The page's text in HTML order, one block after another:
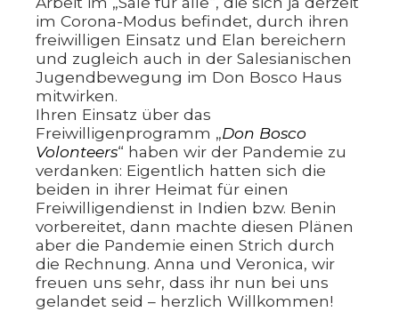
im Corona-Modus befindet, durch ihren
freiwilligen Einsatz und Elan bereichern
und zugleich auch in der Salesianischen
Jugendbewegung im Don Bosco Haus
mitwirken.
Ihren Einsatz über das
Freiwilligenprogramm „Don Bosco
Volonteers“ haben wir der Pandemie zu
verdanken: Eigentlich hatten sich die
beiden in ihrer Heimat für einen
Freiwilligendienst in Indien bzw. Benin
vorbereitet, dann machte diesen Plänen
aber die Pandemie einen Strich durch
die Rechnung. Anna und Veronica, wir
freuen uns sehr, dass ihr nun bei uns
gelandet seid – herzlich Willkommen!